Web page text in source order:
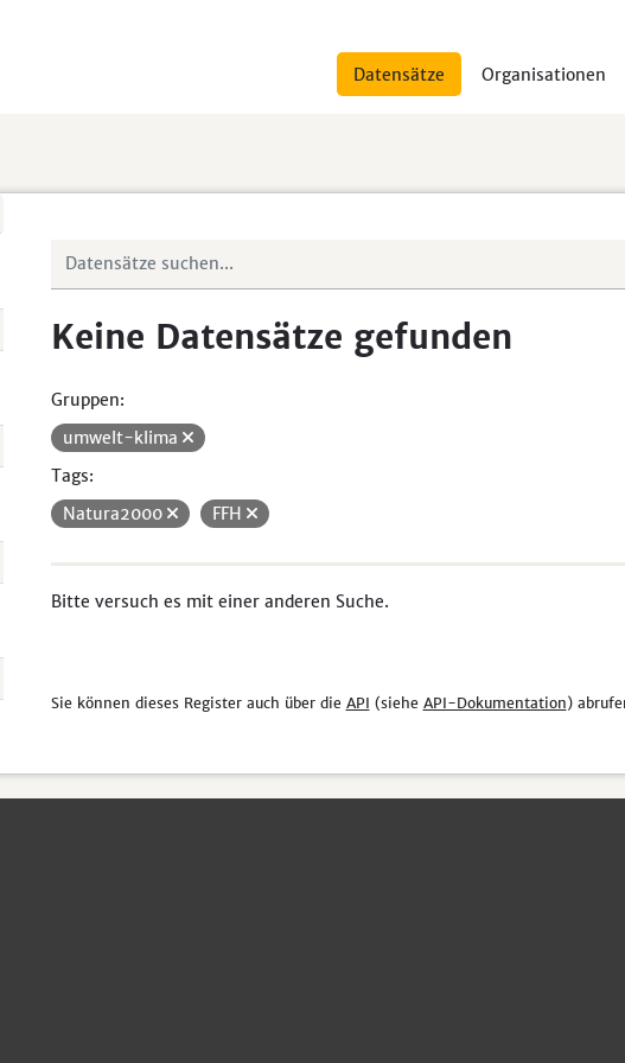
Datensätze Organisationen
Keine Datensätze gefunden
Gruppen:
umwelt-klima
Tags:
Natura2000
FFH
Bitte versuch es mit einer anderen Suche.
Sie können dieses Register auch über die API (siehe API-Dokumentation)